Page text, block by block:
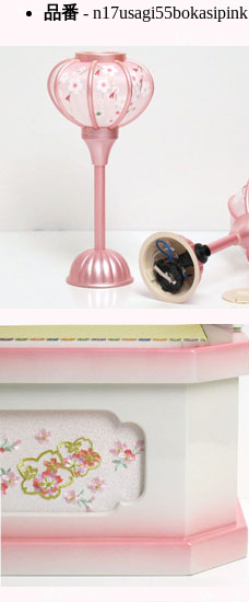
品番 - n17usagi55bokasipink